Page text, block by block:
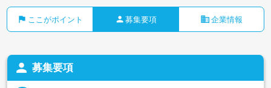
flag ここがポイント person 募集要項 business 企業情報
person 募集要項